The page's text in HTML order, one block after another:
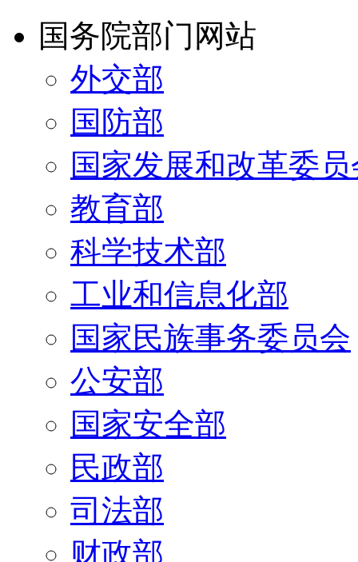
国务院部门网站
外交部
国防部
国家发展和改革委
教育部
科学技术部
工业和信息化部
国家民族事务委员会
公安部
国家安全部
民政部
司法部
财政部